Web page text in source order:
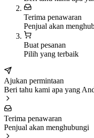
Terima penawaran
Penjual akan
Buat pesanan
Pilih yang terbaik
Ajukan permintaan
Beri tahu kami apa yang
Terima penawaran
Penjual akan menghubungi